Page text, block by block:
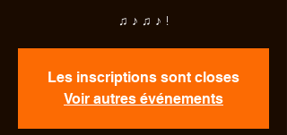
♫ ♪ ♫ ♪ !
Les inscriptions sont closes
Voir autres événements